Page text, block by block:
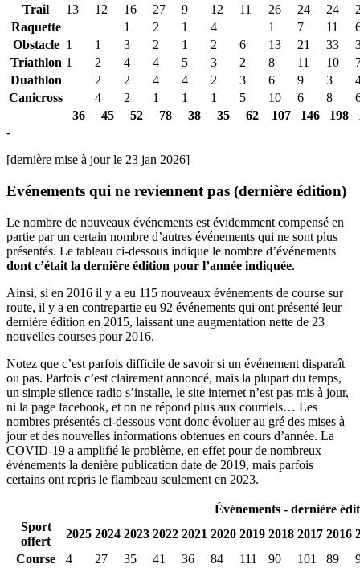
Trail
13 12 16 27 9 12 11 26 24 24
Raquette
1 2 1 4 1 7 11
Obstacle 1 1 3 2 1 2 6 13 21 33
Triathlon 1 2 4 4 5 3 2 8 11 10
Duathlon
2 2 4 4 2 3 6 9 3
Canicross
4 2 1 1 1 5 10 6 8
36
45 52 78 38 35 62 107 146 198
-
[dernière mise à jour le 23 jan 2026]
Evénements qui ne reviennent pas (dernière édition)
Le nombre de nouveaux événements est évidemment compensé en
partie par un certain nombre d’autres événements qui ne sont plus
présentés. Le tableau ci-dessous indique le nombre d’événements
dont c’était la dernière édition pour l’année indiquée.
Ainsi, si en 2016 il y a eu 115 nouveaux événements de course sur
route, il y a en contrepartie eu 92 événements qui ont présenté leur
dernière édition en 2015, laissant une augmentation nette de 23
nouvelles courses pour 2016.
Notez que c’est parfois difficile de savoir si un événement disparaît
ou pas. Parfois c’est clairement annoncé, mais la plupart du temps,
un simple silence radio s’installe, le site internet n’est pas mis à jour,
ni la page facebook, et on ne répond plus aux courriels… Les
nombres présentés ci-dessous vont donc évoluer au gré des mises à
jour et des nouvelles informations obtenues en cours d’année. La
COVID-19 a amplifié le problème, en effet pour de nombreux
événements la denière publication date de 2019, mais parfois
certains ont repris le flambeau seulement en 2023.
Événements - dernière
Sport
offert
2025 2024 2023 2022 2021 2020 2019 2018 2017 2016
Course
4 27 35 41 36 84 111 90 101 89